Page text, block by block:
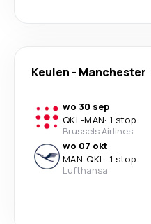
Keulen - Manchester
wo 30 sep
QKL-MAN· 1 stop
Brussels Airlines
wo 07 okt
MAN-QKL· 1 stop
Lufthansa